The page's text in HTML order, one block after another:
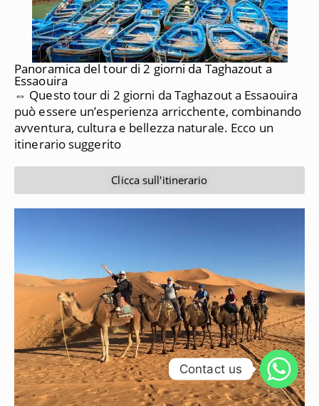
Panoramica del tour di 2 giorni da Taghazout a
Essaouira
⇔ Questo tour di 2 giorni da Taghazout a Essaouira
può essere un’esperienza arricchente, combinando
avventura, cultura e bellezza naturale. Ecco un
itinerario suggerito
Clicca sull'itinerario
Contact us